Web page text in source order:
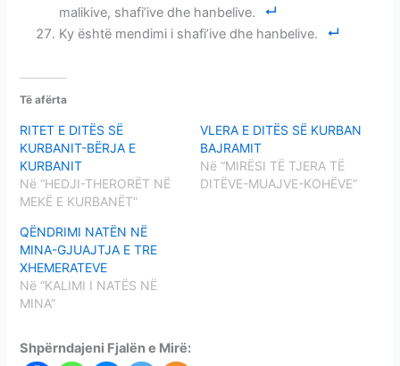
malikive, shafi’ive dhe hanbelive.
Ky është mendimi i shafi’ive dhe hanbelive.
Të afërta
RITET E DITËS SË
KURBANIT-BËRJA E
KURBANIT
Në “HEDJI-THERORËT NË
MEKË E KURBANËT”
VLERA E DITËS SË KURBAN
BAJRAMIT
Në “MIRËSI TË TJERA TË
DITËVE-MUAJVE-KOHËVE”
QËNDRIMI NATËN NË
MINA-GJUAJTJA E TRE
XHEMERATEVE
Në “KALIMI I NATËS NË
MINA”
Shpërndajeni Fjalën e Mirë: